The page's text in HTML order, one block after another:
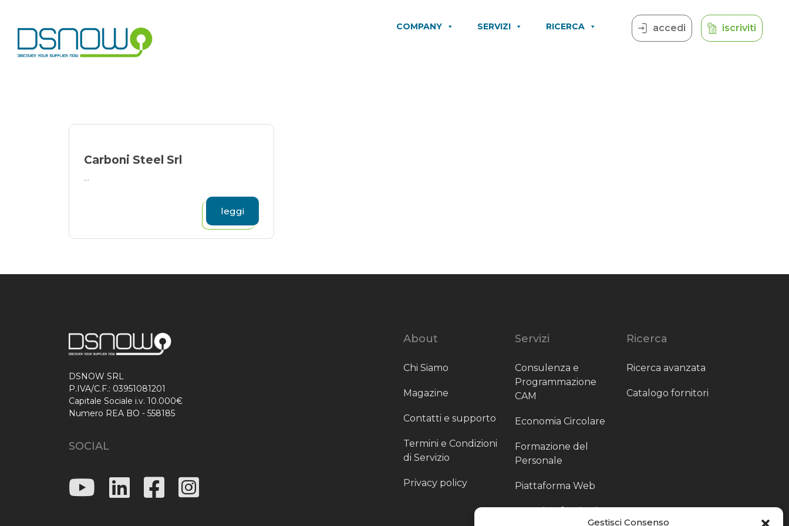
Gestisci Consenso
content
COMPANY SERVIZI RICERCA accedi iscriviti
Carboni Steel Srl
...
leggi
DSNOW SRL
P.IVA/C.F.: 03951081201
Capitale Sociale i.v. 10.000€
Numero REA BO - 558185
SOCIAL
About
Chi Siamo
Magazine
Contatti e supporto
Termini e Condizioni
di Servizio
Privacy policy
Servizi
Consulenza e
Programmazione
CAM
Economia Circolare
Formazione del
Personale
Piattaforma Web
Scouting fornitori
Ricerca
Ricerca avanzata
Catalogo fornitori